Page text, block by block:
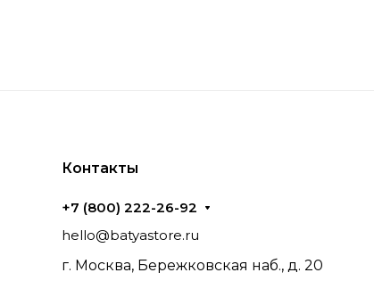
Контакты
+7 (800) 222-26-92
hello@batyastore.ru
г. Москва, Бережковская наб., д. 20